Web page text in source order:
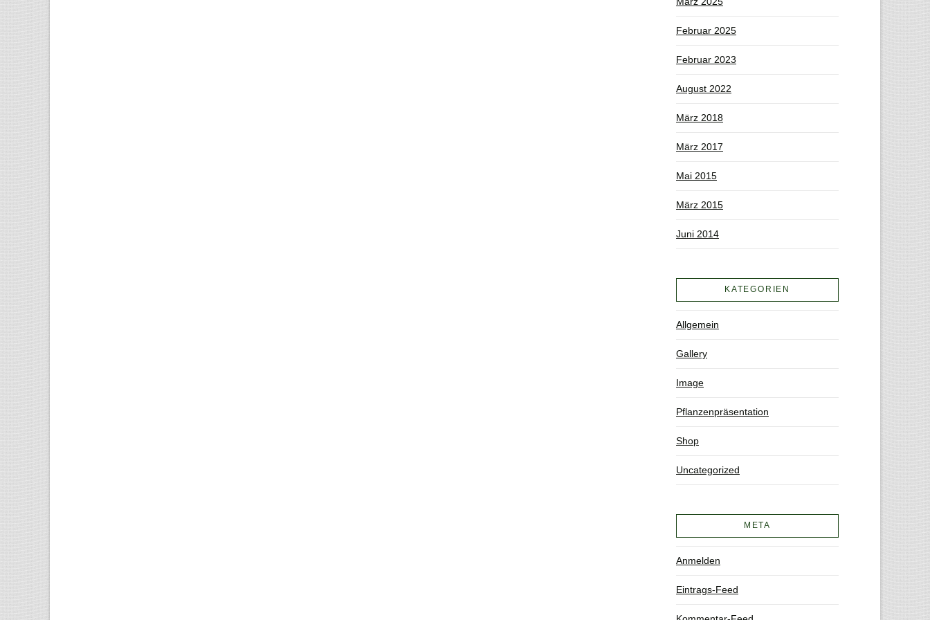
Februar 2025
Februar 2023
August 2022
März 2018
März 2017
Mai 2015
März 2015
Juni 2014
KATEGORIEN
Allgemein
Gallery
Image
Pflanzenpräsentation
Shop
Uncategorized
META
Anmelden
Eintrags-Feed